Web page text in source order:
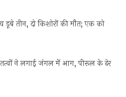
तीन, दो किशोरों की मौत; एक को
तत्वों ने लगाई जंगल में आग, पीरूल के ढेर